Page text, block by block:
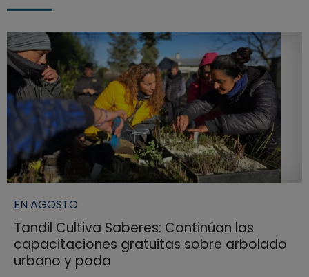
EN AGOSTO
Tandil Cultiva Saberes: Continúan las
capacitaciones gratuitas sobre arbolado
urbano y poda